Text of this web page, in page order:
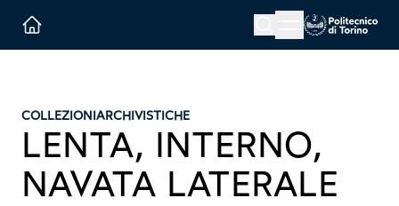
Menu button
COLLEZIONIARCHIVISTICHE
LENTA, INTERNO,
NAVATA LATERALE